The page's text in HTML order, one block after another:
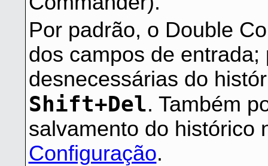
Por padrão, o Double
dos campos de
desnecessárias do
Shift+Del. Também
salvamento do histórico
Configuração.